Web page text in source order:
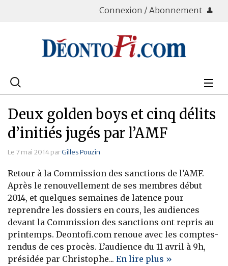
Connexion / Abonnement
Rechercher
Bourse
Placements
Assurance Vie
Patrimoine
Immobilier
Banque
Deux golden boys et cinq délits
d’initiés jugés par l’AMF
Le 7 mai 2014 parGilles Pouzin
Retour à la Commission des sanctions de l’AMF.
Après le renouvellement de ses membres début
2014, et quelques semaines de latence pour
reprendre les dossiers en cours, les audiences
devant la Commission des sanctions ont repris au
printemps. Deontofi.com renoue avec les comptes-
rendus de ces procès. L’audience du 11 avril à 9h,
présidée par Christophe... En lire plus »